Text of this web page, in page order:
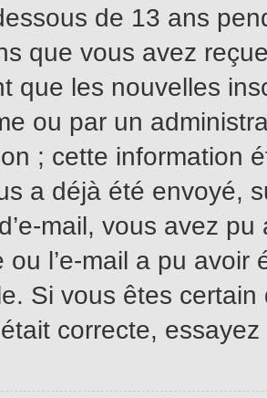
de 13 ans
que vous avez
que les nouvelles
ou par un
; cette information
a déjà été envoyé,
mail, vous avez
ou l’e-mail a pu
Si vous êtes
correcte,